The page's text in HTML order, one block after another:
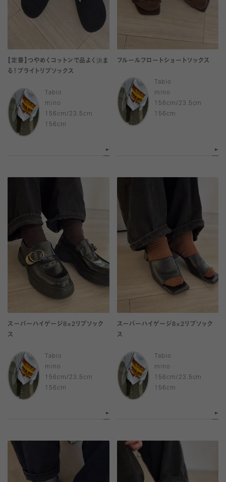
【定番】つやめくコットンで品よく決ま
る！ブライトリブソックス
Tabio
mino
156cm/23.5cm
156cm
フルールフロートショートソックス
Tabio
mino
156cm/23.5cm
156cm
スーパーハイゲージ8×2リブソック
ス
Tabio
mino
156cm/23.5cm
156cm
スーパーハイゲージ8×2リブソック
ス
Tabio
mino
156cm/23.5cm
156cm